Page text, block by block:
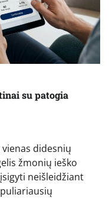
su patogia
didesnių
žmonių ieško
neišleidžiant